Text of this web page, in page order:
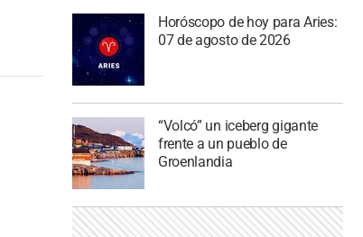
Horóscopo de hoy para Aries:
07 de agosto de 2026
“Volcó” un iceberg gigante
frente a un pueblo de
Groenlandia